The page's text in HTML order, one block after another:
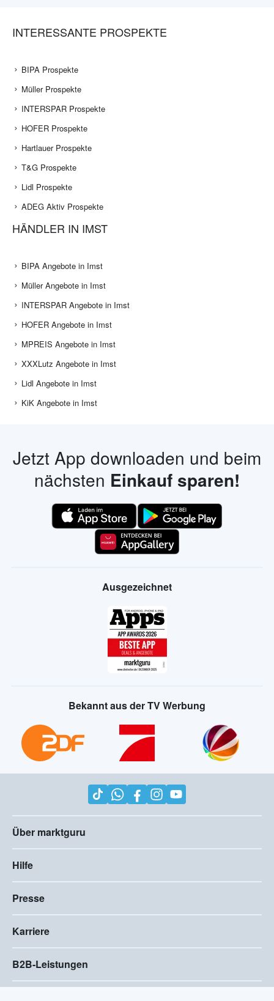
INTERESSANTE PROSPEKTE
BIPA Prospekte
Müller Prospekte
INTERSPAR Prospekte
HOFER Prospekte
Hartlauer Prospekte
T&G Prospekte
Lidl Prospekte
ADEG Aktiv Prospekte
HÄNDLER IN IMST
BIPA Angebote in Imst
Müller Angebote in Imst
INTERSPAR Angebote in Imst
HOFER Angebote in Imst
MPREIS Angebote in Imst
XXXLutz Angebote in Imst
Lidl Angebote in Imst
KiK Angebote in Imst
Jetzt App downloaden und beim
nächsten Einkauf sparen!
Ausgezeichnet
Bekannt aus der TV Werbung
Über marktguru
Hilfe
Presse
Karriere
B2B-Leistungen